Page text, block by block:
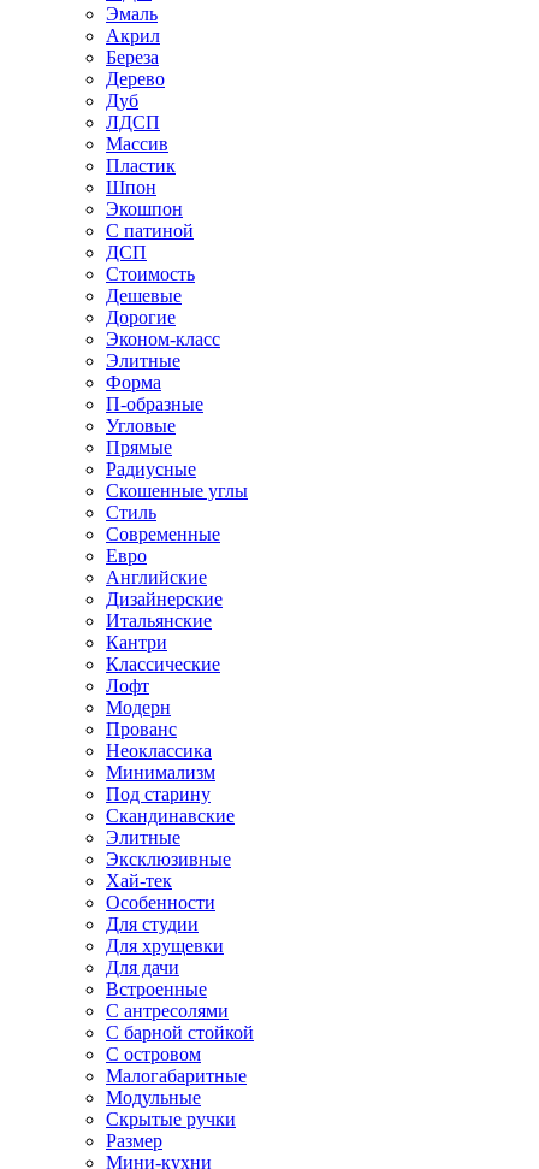
Эмаль
Акрил
Береза
Дерево
Дуб
ЛДСП
Массив
Пластик
Шпон
Экошпон
С патиной
ДСП
Стоимость
Дешевые
Дорогие
Эконом-класс
Элитные
Форма
П-образные
Угловые
Прямые
Радиусные
Скошенные углы
Стиль
Современные
Евро
Английские
Дизайнерские
Итальянские
Кантри
Классические
Лофт
Модерн
Прованс
Неоклассика
Минимализм
Под старину
Скандинавские
Элитные
Эксклюзивные
Хай-тек
Особенности
Для студии
Для хрущевки
Для дачи
Встроенные
С антресолями
С барной стойкой
С островом
Малогабаритные
Модульные
Скрытые ручки
Размер
Мини-кухни